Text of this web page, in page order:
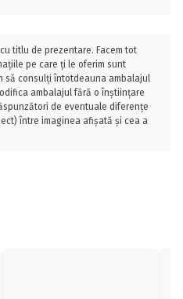
titlu de prezentare. Facem tot
pe care ți le oferim sunt
să consulți întotdeauna ambalajul
ambalajul fără o înștiințare
de eventuale diferențe
între imaginea afișată și cea a